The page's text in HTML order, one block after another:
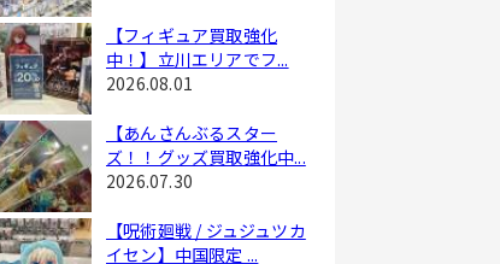
【フィギュア買取強化
中！】立川エリアでフ...
2026.08.01
【あんさんぶるスター
ズ！！グッズ買取強化中...
2026.07.30
【呪術廻戦 / ジュジュツカ
イセン】中国限定 ...